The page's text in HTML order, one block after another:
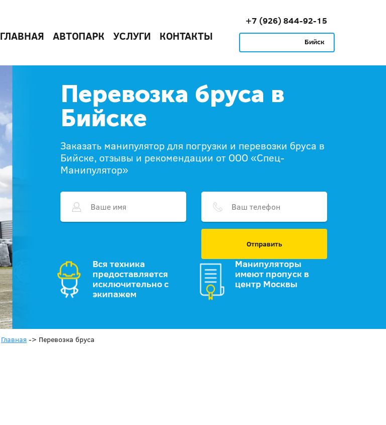
ГЛАВНАЯ АВТОПАРК УСЛУГИ КОНТАКТЫ
+7 (926) 844-92-15
Бийск
Перевозка бруса в
Бийске
Заказать манипулятор для погрузки и перевозки бруса в
Бийске, отзывы и рекомендации от ООО «Спец-
Манипулятор»
Отправить
Вся техника
предоставляется
исключительно с
экипажем
Манипуляторы
имеют пропуск в
центр Москвы
Главная -> Перевозка бруса